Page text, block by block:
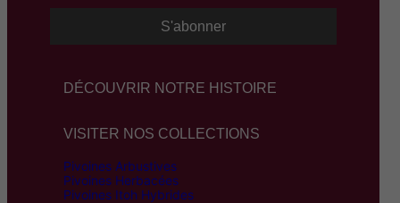
DÉCOUVRIR NOTRE HISTOIRE
VISITER NOS COLLECTIONS
Pivoines Arbustives
Pivoines Herbacées
Pivoines Itoh Hybrides